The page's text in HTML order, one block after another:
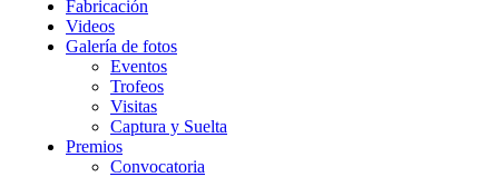
Fabricación
Videos
Galería de fotos
Eventos
Trofeos
Visitas
Captura y Suelta
Premios
Convocatoria